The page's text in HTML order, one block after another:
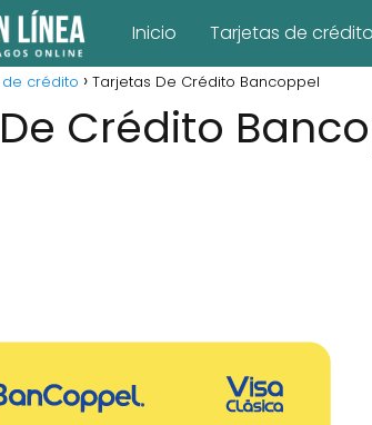
Inicio Tarjetas de crédito
crédito Tarjetas De Crédito Bancoppel
Crédito